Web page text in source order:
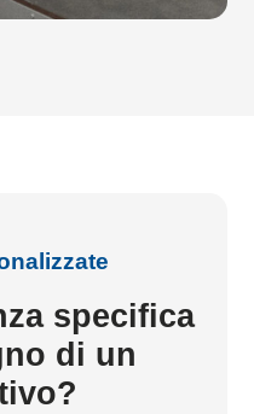
specifica
di un